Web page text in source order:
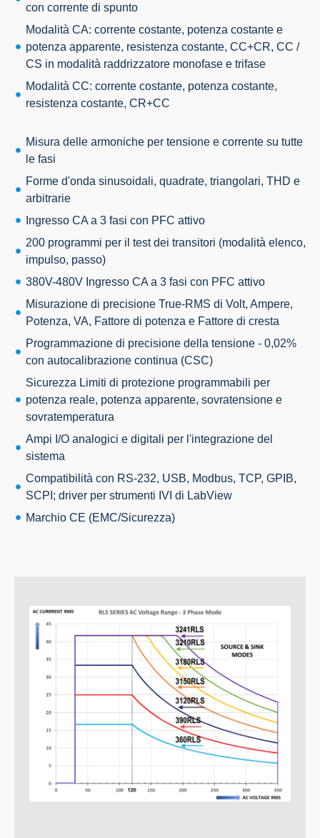
con corrente di spunto
Modalità CA: corrente costante, potenza costante e
potenza apparente, resistenza costante, CC+CR, CC /
CS in modalità raddrizzatore monofase e trifase
Modalità CC: corrente costante, potenza costante,
resistenza costante, CR+CC
Misura delle armoniche per tensione e corrente su tutte
le fasi
Forme d'onda sinusoidali, quadrate, triangolari, THD e
arbitrarie
Ingresso CA a 3 fasi con PFC attivo
200 programmi per il test dei transitori (modalità elenco,
impulso, passo)
380V-480V Ingresso CA a 3 fasi con PFC attivo
Misurazione di precisione True-RMS di Volt, Ampere,
Potenza, VA, Fattore di potenza e Fattore di cresta
Programmazione di precisione della tensione - 0,02%
con autocalibrazione continua (CSC)
Sicurezza Limiti di protezione programmabili per
potenza reale, potenza apparente, sovratensione e
sovratemperatura
Ampi I/O analogici e digitali per l'integrazione del
sistema
Compatibilità con RS-232, USB, Modbus, TCP, GPIB,
SCPI; driver per strumenti IVI di LabView
Marchio CE (EMC/Sicurezza)